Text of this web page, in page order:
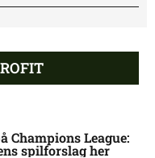
Champions League:
spilforslag her